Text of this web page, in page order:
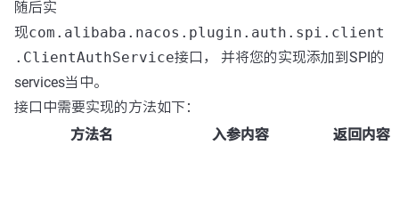
随后实
现com.alibaba.nacos.plugin.auth.spi.client
.ClientAuthService接口， 并将您的实现添加到SPI的
services当中。
接口中需要实现的方法如下：
方法名
入参内容 返回内容